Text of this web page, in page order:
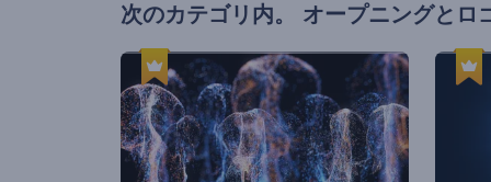
次のカテゴリ内。 オープニングとロ